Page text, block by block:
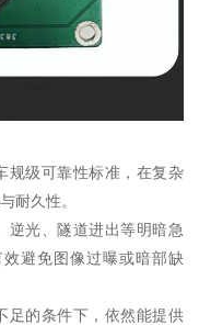
规级可靠性标准，在复杂
耐久性。
逆光、隧道进出等明暗急
避免图像过曝或暗部缺
足的条件下，依然能提供